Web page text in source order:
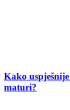
Kako
maturi?